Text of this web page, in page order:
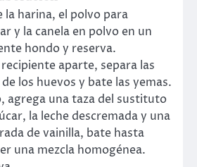
la harina, el polvo para
y la canela en polvo en un
hondo y reserva.
aparte, separa las
los huevos y bate las yemas.
agrega una taza del sustituto
la leche descremada y una
de vainilla, bate hasta
una mezcla homogénea.